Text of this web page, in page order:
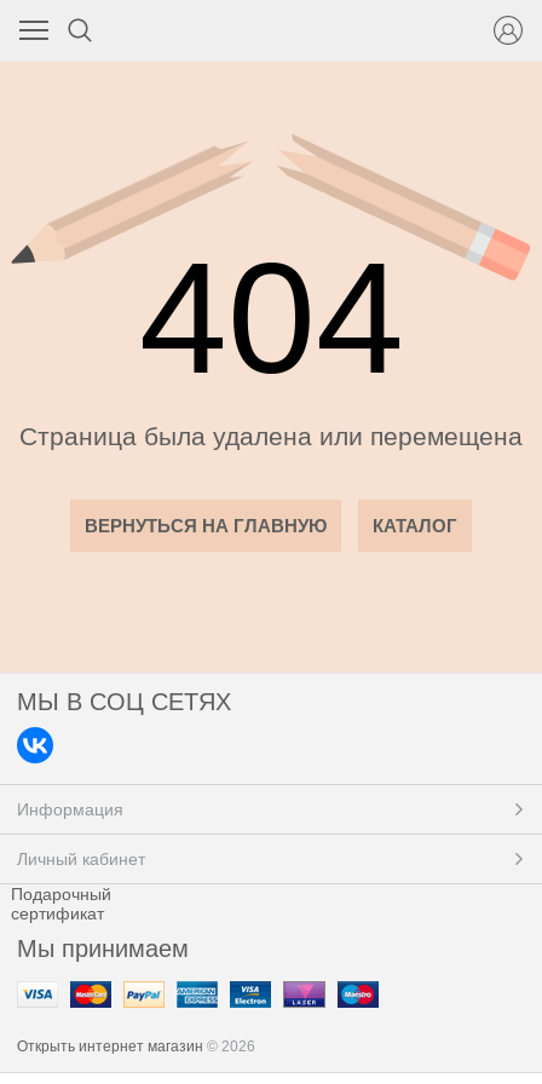
404
Страница была удалена или перемещена
ВЕРНУТЬСЯ НА ГЛАВНУЮ КАТАЛОГ
МЫ В СОЦ СЕТЯХ
Информация
Личный кабинет
Подарочный
сертификат
Мы принимаем
Открыть интернет магазин © 2026